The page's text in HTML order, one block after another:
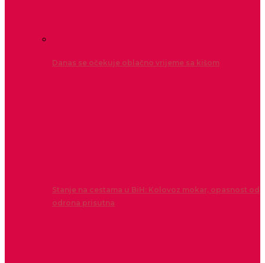
Danas se očekuje oblačno vrijeme sa kišom
Stanje na cestama u BiH: Kolovoz mokar, opasnost od
odrona prisutna